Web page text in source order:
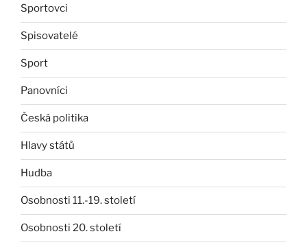
Sportovci
Spisovatelé
Sport
Panovníci
Česká politika
Hlavy států
Hudba
Osobnosti 11.-19. století
Osobnosti 20. století